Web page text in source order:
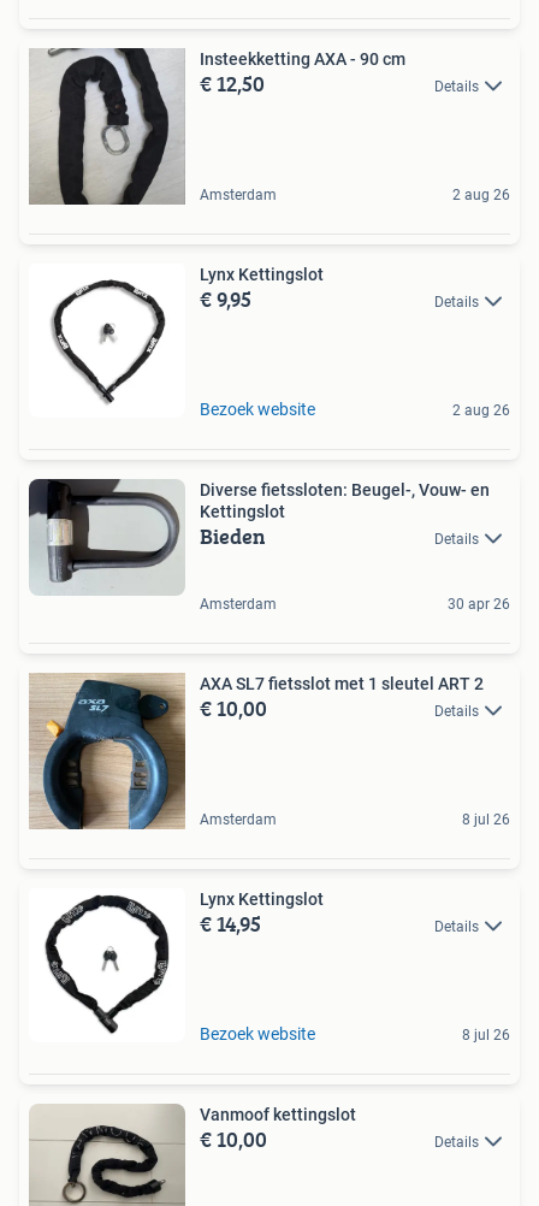
Insteekketting AXA - 90 cm
€ 12,50 Details
Amsterdam 2 aug 26
Lynx Kettingslot
€ 9,95 Details
Bezoek website 2 aug 26
Diverse fietssloten: Beugel-, Vouw- en
Kettingslot
Bieden Details
Amsterdam 30 apr 26
AXA SL7 fietsslot met 1 sleutel ART 2
€ 10,00 Details
Amsterdam 8 jul 26
Lynx Kettingslot
€ 14,95 Details
Bezoek website 8 jul 26
Vanmoof kettingslot
€ 10,00 Details